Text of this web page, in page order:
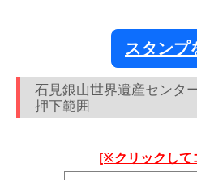
スタンプ
石見銀山世界遺産センタ
押下範囲
[※クリックして